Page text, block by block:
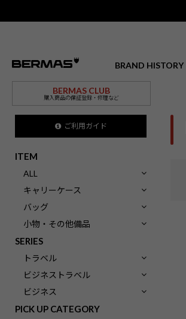
BRAND HISTORY
BERMAS CLUB
購入商品の保証登録・修理など
ご利用ガイド
ITEM
ALL
キャリーケース
バッグ
小物・その他備品
SERIES
トラベル
ビジネストラベル
ビジネス
PICK UP CATEGORY